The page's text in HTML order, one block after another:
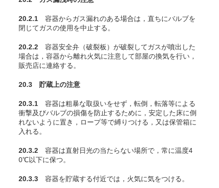
20.2.1 容器からガス漏れのある場合は，直ちにバルブを
閉じてガスの使用を中止する。
20.2.2 容器安全弁（破裂板）が破裂してガスが噴出した
場合は，容器から離れ火気に注意して部屋の換気を行い，
販売店に連絡する。
20.3 貯蔵上の注意
20.3.1 容器は粗暴な取扱いをせず，転倒，転落等による
衝撃及びバルブの損傷を防止するために，安定した床に倒
れないように置き，ロープ等で縛りつける，又は保管箱に
入れる。
20.3.2 容器は直射日光の当たらない場所で，常に温度4
0℃以下に保つ。
20.3.3 容器を貯蔵する付近では，火気に気をつける。